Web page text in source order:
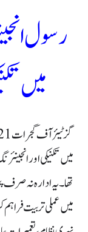
رسول
میں
میں تکنیکی اور
تھا۔ یہ ادارہ نہ
میں عملی تربیت